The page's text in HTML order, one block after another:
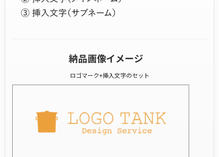
納品画像イメージ
ロゴマーク+挿入文字のセット